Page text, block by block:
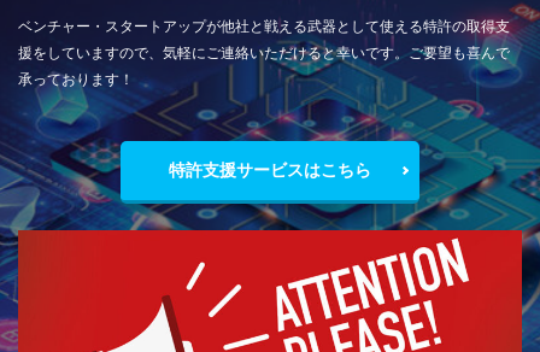
ベンチャー・スタートアップが他社と戦える武器として使える特許の取得支
援をしていますので、気軽にご連絡いただけると幸いです。ご要望も喜んで
承っております！
特許支援サービスはこちら